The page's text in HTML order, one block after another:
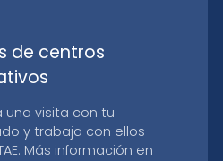
de centros
una visita con tu
y trabaja con ellos
Más información en